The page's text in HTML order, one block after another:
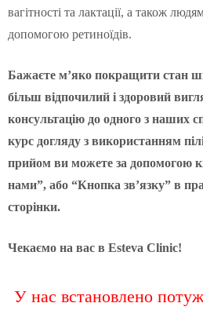
вагітності та лактації, а також
допомогою ретиноїдів.
Бажаєте м’яко покращити стан
більш відпочилий і здоровий
консультацію до одного з наших
курс догляду з використанням
прийом ви можете за допомогою
нами”, або “Кнопка зв’язку” в
сторінки.
Чекаємо на вас в Esteva Clinic!
У нас встановлено